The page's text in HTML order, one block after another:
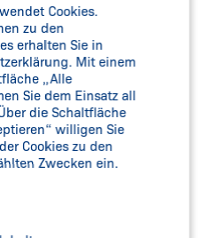
Sicher.
Cookies.
zu den
erhalten Sie in
Mit einem
„Alle
Sie dem Einsatz all
die Schaltfläche
willigen Sie
Cookies zu den
Zwecken ein.